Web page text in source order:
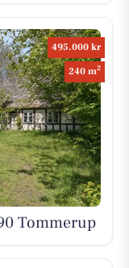
495.000 kr
240 m2
Tommerup